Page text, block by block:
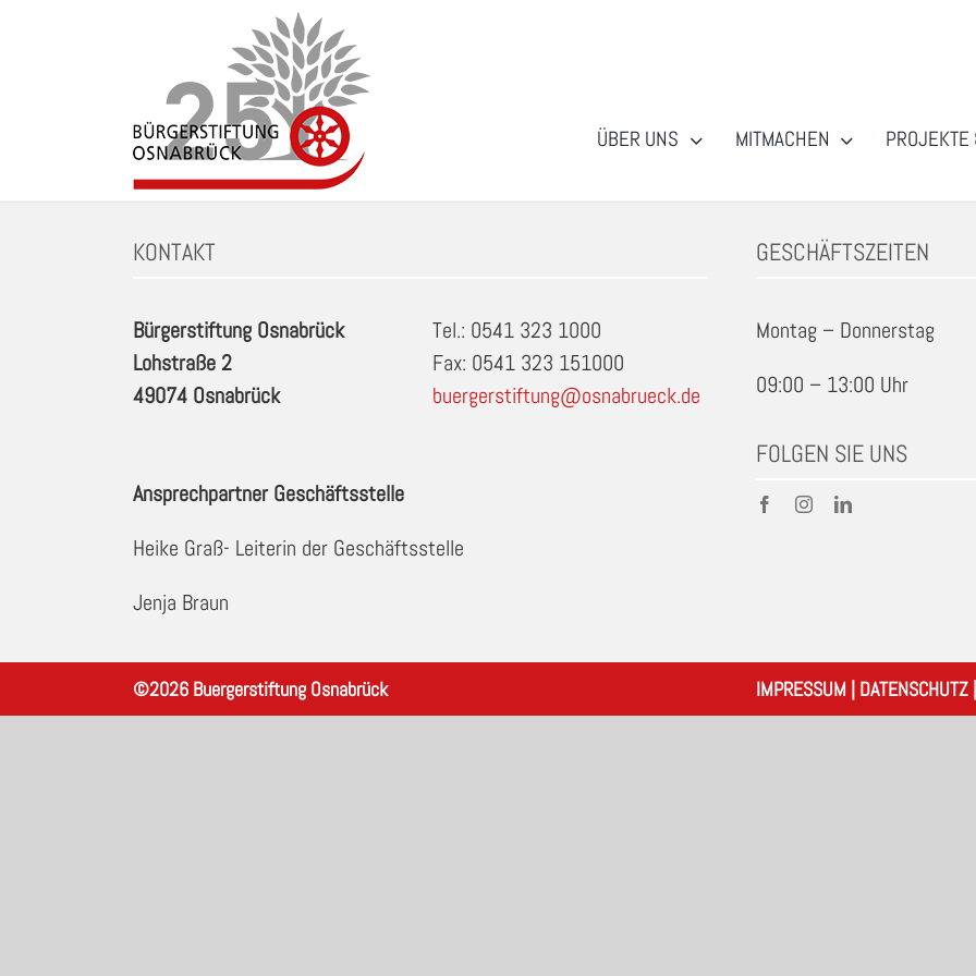
ÜBER UNS MITMACHEN PROJEKTE
Schlagwort: Federwippe (2x) in Osnabrueck
KONTAKT
Bürgerstiftung Osnabrück
Lohstraße 2
49074 Osnabrück
Tel.: 0541 323 1000
Fax: 0541 323 151000
buergerstiftung@osnabrueck.de
Ansprechpartner Geschäftsstelle
Heike Graß- Leiterin der Geschäftsstelle
Jenja Braun
GESCHÄFTSZEITEN
Montag – Donnerstag
09:00 – 13:00 Uhr
FOLGEN SIE UNS
©2026 Buergerstiftung Osnabrück IMPRESSUM | DATENSCHUTZ|